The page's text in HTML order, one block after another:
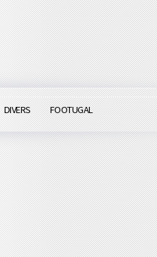
DIVERS FOOTUGAL